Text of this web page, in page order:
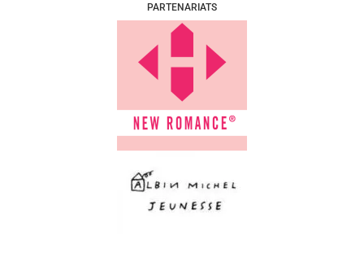
PARTENARIATS